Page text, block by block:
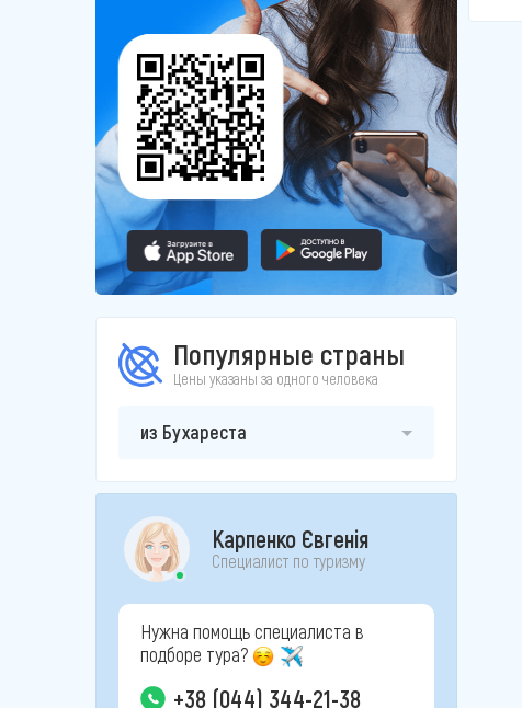
Популярные страны
Цены указаны за одного человека
из Бухареста
Карпенко Євгенія
Специалист по туризму
Нужна помощь специалиста в
подборе тура?
+38 (044) 344-21-38